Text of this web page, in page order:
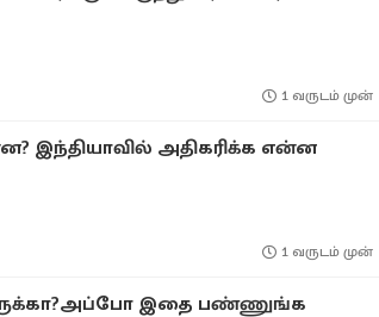
1 வருடம் முன்
இந்தியாவில் அதிகரிக்க என்ன
1 வருடம் முன்
இதை பண்ணுங்க